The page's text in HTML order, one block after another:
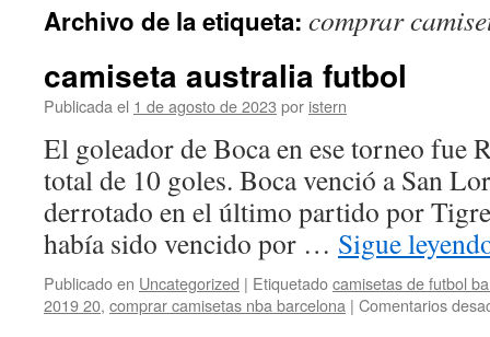
contenido
Archivo de la etiqueta: comprar
camiseta australia futbol
Publicada el 1 de agosto de 2023 por istern
El goleador de Boca en ese torneo fue
total de 10 goles. Boca venció a San
derrotado en el último partido por
había sido vencido por … Sigue
Publicado en Uncategorized | Etiquetadocamisetas de futbol
2019 20, comprar camisetas nba barcelona | Comentarios